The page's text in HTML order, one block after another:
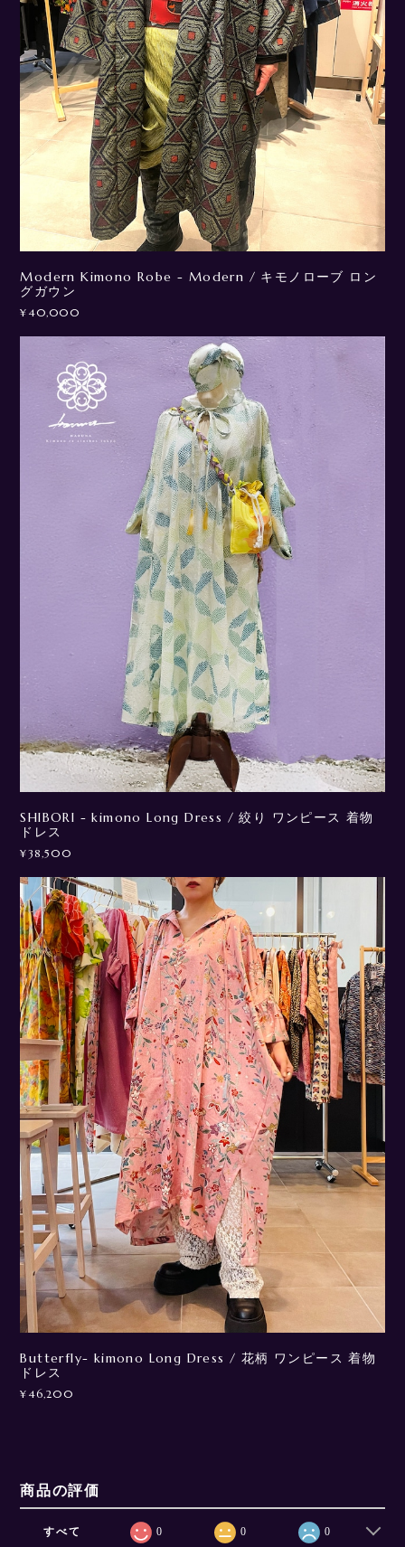
Modern Kimono Robe - Modern / キモノローブ ロン
グガウン
¥40,000
SHIBORI - kimono Long Dress / 絞り ワンピース 着物
ドレス
¥38,500
Butterfly- kimono Long Dress / 花柄 ワンピース 着物
ドレス
¥46,200
商品の評価
すべて 0 0 0